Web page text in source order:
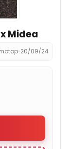
Midea
•20/09/24